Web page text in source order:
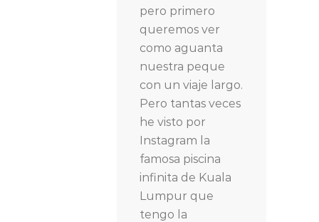
pero primero
queremos ver
como aguanta
nuestra peque
con un viaje largo.
Pero tantas veces
he visto por
Instagram la
famosa piscina
infinita de Kuala
Lumpur que
tengo la